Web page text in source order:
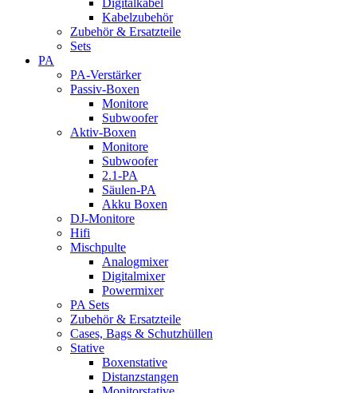
Digitalkabel
Kabelzubehör
Zubehör & Ersatzteile
Sets
PA
PA-Verstärker
Passiv-Boxen
Monitore
Subwoofer
Aktiv-Boxen
Monitore
Subwoofer
2.1-PA
Säulen-PA
Akku Boxen
DJ-Monitore
Hifi
Mischpulte
Analogmixer
Digitalmixer
Powermixer
PA Sets
Zubehör & Ersatzteile
Cases, Bags & Schutzhüllen
Stative
Boxenstative
Distanzstangen